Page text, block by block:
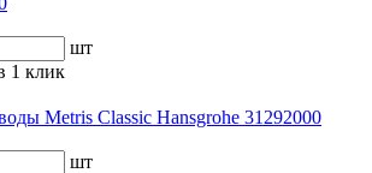
шт
1 клик
Metris Classic Hansgrohe 31292000
шт